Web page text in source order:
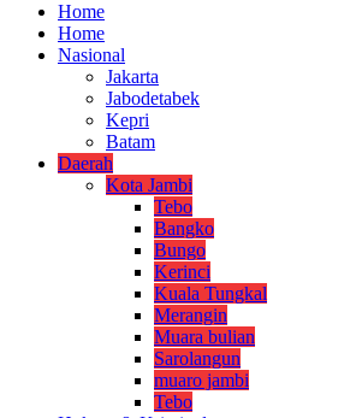
Home
Home
Nasional
Jakarta
Jabodetabek
Kepri
Batam
Daerah
Kota Jambi
Tebo
Bangko
Bungo
Kerinci
Kuala Tungkal
Merangin
Muara bulian
Sarolangun
muaro jambi
Tebo